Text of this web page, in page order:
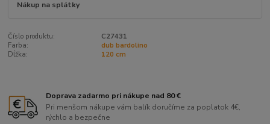
Nákup na splátky
Číslo produktu:
C27431
Farba:
dub bardolino
Dĺžka:
120 cm
Doprava zadarmo pri nákupe nad 80 €
Pri menšom nákupe vám balík doručíme za poplatok 4€,
rýchlo a bezpečne